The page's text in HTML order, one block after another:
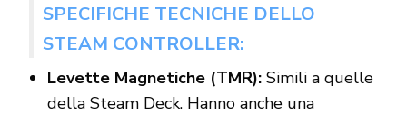
SPECIFICHE TECNICHE DELLO
STEAM CONTROLLER:
Levette Magnetiche (TMR):Simili a quelle
della Steam Deck. Hanno anche una